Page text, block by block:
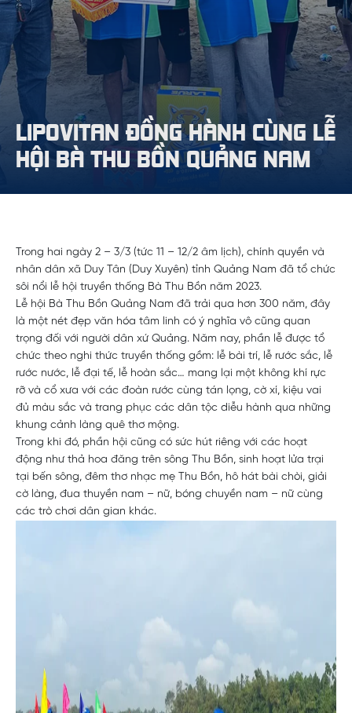
LIPOVITAN ĐỒNG HÀNH CÙNG LỄ
HỘI BÀ THU BỒN QUẢNG NAM
Trong hai ngày 2 – 3/3 (tức 11 – 12/2 âm lịch), chính quyền và
nhân dân xã Duy Tân (Duy Xuyên) tỉnh Quảng Nam đã tổ chức
sôi nổi lễ hội truyền thống Bà Thu Bồn năm 2023.
Lễ hội Bà Thu Bồn Quảng Nam đã trải qua hơn 300 năm, đây
là một nét đẹp văn hóa tâm linh có ý nghĩa vô cũng quan
trọng đối với người dân xứ Quảng. Năm nay, phần lễ được tổ
chức theo nghi thức truyền thống gồm: lễ bài trí, lễ rước sắc, lễ
rước nước, lễ đại tế, lễ hoàn sắc… mang lại một không khí rực
rỡ và cổ xưa với các đoàn rước cùng tán lọng, cờ xí, kiệu vai
đủ màu sắc và trang phục các dân tộc diễu hành qua những
khung cảnh làng quê thơ mộng.
Trong khi đó, phần hội cũng có sức hút riêng với các hoạt
động như thả hoa đăng trên sông Thu Bồn, sinh hoạt lửa trại
tại bến sông, đêm thơ nhạc mẹ Thu Bồn, hô hát bài chòi, giải
cờ làng, đua thuyền nam – nữ, bóng chuyền nam – nữ cùng
các trò chơi dân gian khác.